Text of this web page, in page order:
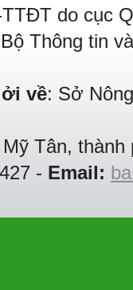
do cục
Thông tin
về: Sở
Tân,
- Email: